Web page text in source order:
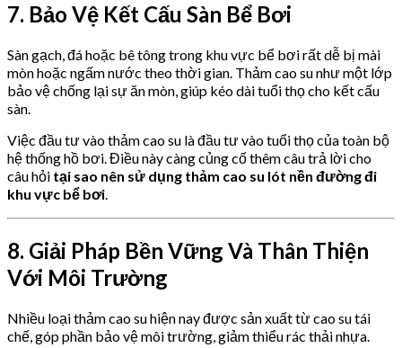
7. Bảo Vệ Kết Cấu Sàn Bể Bơi
Sàn gạch, đá hoặc bê tông trong khu vực bể bơi rất dễ bị mài
mòn hoặc ngấm nước theo thời gian. Thảm cao su như một lớp
bảo vệ chống lại sự ăn mòn, giúp kéo dài tuổi thọ cho kết cấu
sàn.
Việc đầu tư vào thảm cao su là đầu tư vào tuổi thọ của toàn bộ
hệ thống hồ bơi. Điều này càng củng cố thêm câu trả lời cho
câu hỏi tại sao nên sử dụng thảm cao su lót nền đường đi
khu vực bể bơi.
8. Giải Pháp Bền Vững Và Thân Thiện
Với Môi Trường
Nhiều loại thảm cao su hiện nay được sản xuất từ cao su tái
chế, góp phần bảo vệ môi trường, giảm thiểu rác thải nhựa.